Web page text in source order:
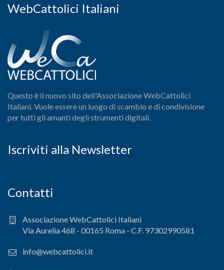
WebCattolici Italiani
Questo è il nuovo sito dell'Associazione WebCattolici
Italiani. Vuole essere un luogo di scambio e di condivisione
per tutti gli amanti degli strumenti digitali.
Iscriviti alla Newsletter
Contatti
Associazione WebCattolici Italiani
Via Aurelia 468 - 00165 Roma - C.F. 97302990581
info@webcattolici.it